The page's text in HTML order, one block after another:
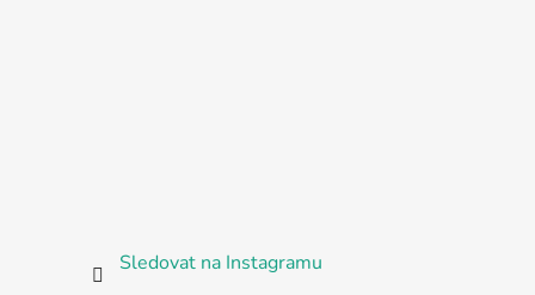
Sledovat na Instagramu